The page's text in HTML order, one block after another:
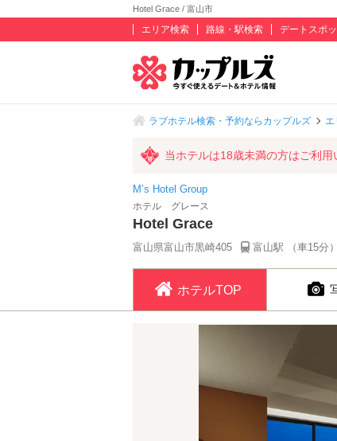
Hotel Grace / 富山市
エリア検索 路線・駅検索 デートスポ
ラブホテル検索・予約ならカップルズ エ
当ホテルは18歳未満の方はご利用
M’s Hotel Group
ホテル グレース
Hotel Grace
富山県富山市黒崎405 富山駅 （車15分）
ホテルTOP